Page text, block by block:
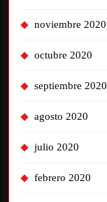
noviembre 2020
octubre 2020
septiembre 2020
agosto 2020
julio 2020
febrero 2020